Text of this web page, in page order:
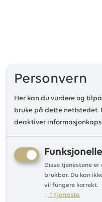
Personvern
Her kan du vurdere og
bruke på dette nettstedet.
deaktiver
Funksjonelle
Disse tjenestene
brukbar. Du kan
vil fungere korrekt.
↓ 1 tjeneste